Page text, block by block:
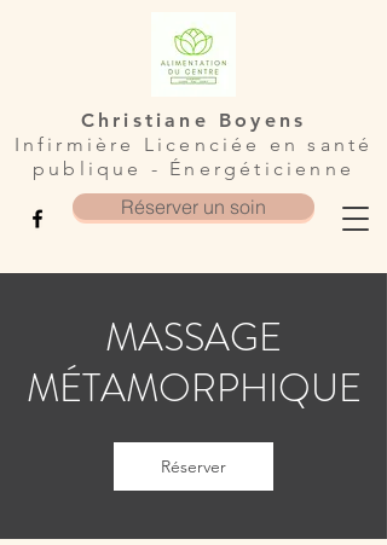
Christiane Boyens
Infirmière Licenciée en santé
publique - Énergéticienne
Réserver un soin
MASSAGE
MÉTAMORPHIQUE
Réserver